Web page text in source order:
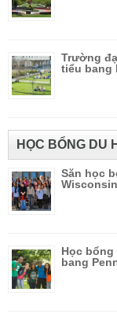
Trường
tiểu bang
HỌC BỔNG DU
Săn học
Học bổng
bang